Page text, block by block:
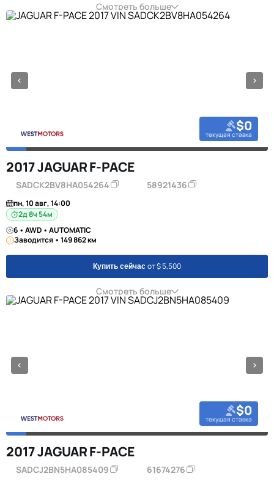
Смотреть больше
$0
текущая ставка
2017 JAGUAR F-PACE
SADCK2BV8HA054264 58921436
пн, 10 авг, 14:00
2д 8ч 54м
6 • AWD • AUTOMATIC
Заводится • 149 862 км
Купить сейчас от $ 5,500
Смотреть больше
$0
текущая ставка
2017 JAGUAR F-PACE
SADCJ2BN5HA085409 61674276